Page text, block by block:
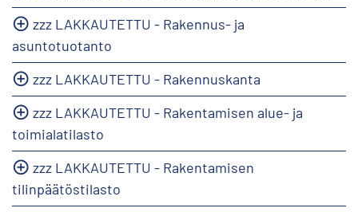
zzz LAKKAUTETTU - Rakennus- ja
asuntotuotanto
zzz LAKKAUTETTU - Rakennuskanta
zzz LAKKAUTETTU - Rakentamisen alue- ja
toimialatilasto
zzz LAKKAUTETTU - Rakentamisen
tilinpäätöstilasto